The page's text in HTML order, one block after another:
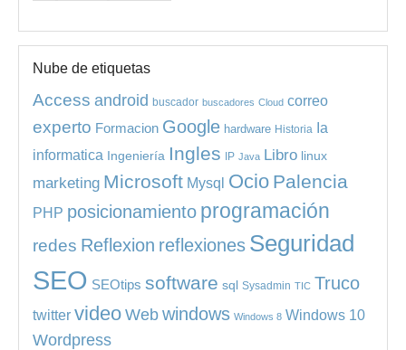
Nube de etiquetas
Access android buscador buscadores Cloud correo
experto Formacion Google hardware Historia Ia
informatica Ingeniería Ingles IP Java Libro linux
marketing Microsoft Mysql Ocio Palencia
PHP posicionamiento programación
redes Reflexion reflexiones Seguridad
SEO SEOtips software sql Sysadmin TIC Truco
twitter video Web windows Windows 8 Windows 10
Wordpress